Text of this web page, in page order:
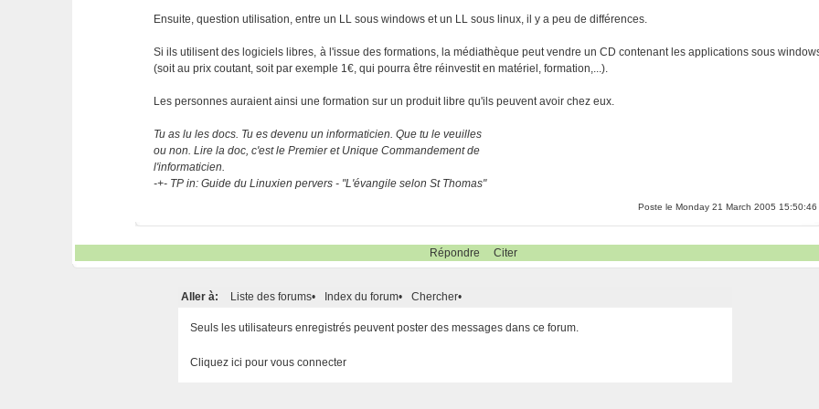
Ensuite, question utilisation, entre un LL sous windows et un LL sous linux, il y a peu de différences.
Si ils utilisent des logiciels libres, à l'issue des formations, la médiathèque peut vendre un CD contenant les applications sous
(soit au prix coutant, soit par exemple 1€, qui pourra être réinvestit en matériel, formation,...).
Les personnes auraient ainsi une formation sur un produit libre qu'ils peuvent avoir chez eux.
Tu as lu les docs. Tu es devenu un informaticien. Que tu le veuilles
ou non. Lire la doc, c'est le Premier et Unique Commandement de
l'informaticien.
-+- TP in: Guide du Linuxien pervers - "L'évangile selon St Thomas"
Poste le Monday 21 March 2005 15:50:46
Répondre Citer
Aller à: Liste des forums• Index du forum• Chercher•
Seuls les utilisateurs enregistrés peuvent poster des messages dans ce forum.
Cliquez ici pour vous connecter